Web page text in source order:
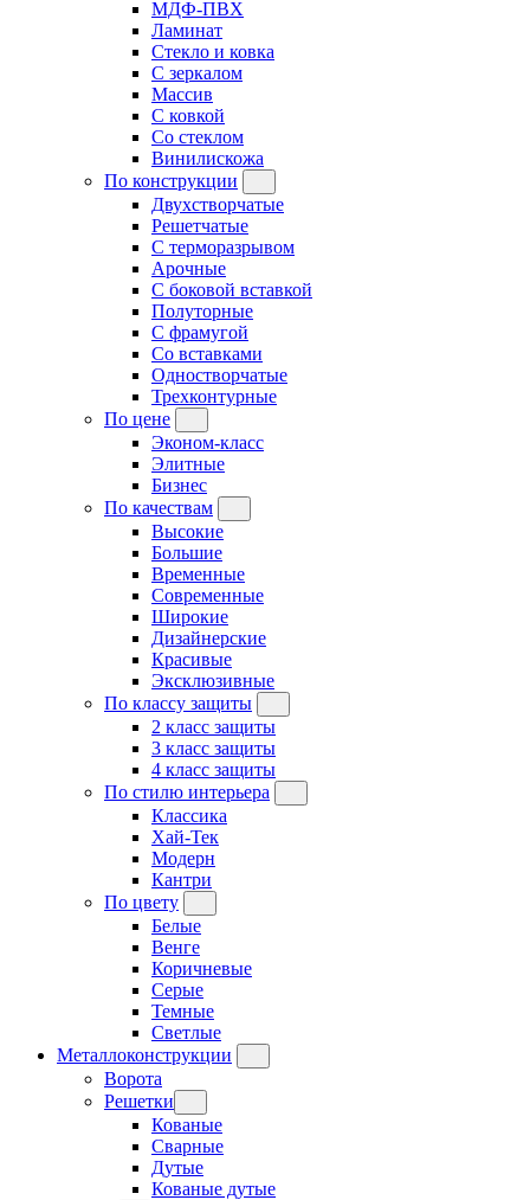
МДФ-ПВХ
Ламинат
Стекло и ковка
С зеркалом
Массив
С ковкой
Со стеклом
Винилискожа
По конструкции
Двухстворчатые
Решетчатые
С терморазрывом
Арочные
С боковой вставкой
Полуторные
С фрамугой
Cо вставками
Одностворчатые
Трехконтурные
По цене
Эконом-класс
Элитные
Бизнес
По качествам
Высокие
Большие
Временные
Современные
Широкие
Дизайнерские
Красивые
Эксклюзивные
По классу защиты
2 класс защиты
3 класс защиты
4 класс защиты
По стилю интерьера
Классика
Хай-Тек
Модерн
Кантри
По цвету
Белые
Венге
Коричневые
Серые
Темные
Светлые
Металлоконструкции
Ворота
Решетки
Кованые
Сварные
Дутые
Кованые дутые